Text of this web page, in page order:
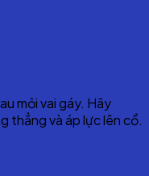
mỏi vai gáy. Hãy
thẳng và áp lực lên cổ.